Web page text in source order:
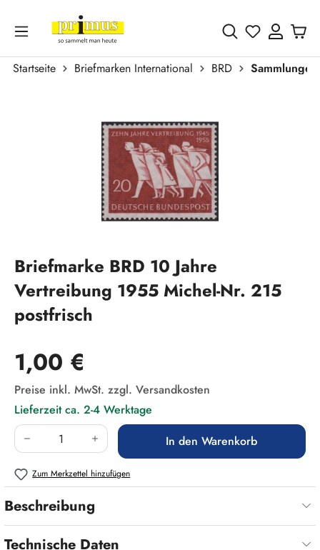
Zum Hauptinhalt springen
Du hast 0
Startseite Briefmarken International BRD
Briefmarke BRD 10 Jahre
Vertreibung 1955 Michel-Nr. 215
postfrisch
Regulärer Preis:
1,00 €
Preise inkl. MwSt. zzgl. Versandkosten
Lieferzeit ca. 2-4 Werktage
Produkt Anzahl: Gib den gewünschten Wert
In den Warenkorb
Zum Merkzettel hinzufügen
Beschreibung
Technische Daten